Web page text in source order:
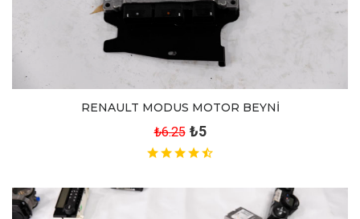
RENAULT MODUS MOTOR BEYNİ
₺6.25 ₺5